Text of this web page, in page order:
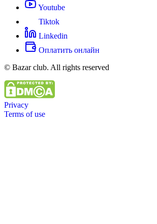
Youtube
Tiktok
Linkedin
Оплатить онлайн
© Bazar club. All rights reserved
Privacy
Terms of use